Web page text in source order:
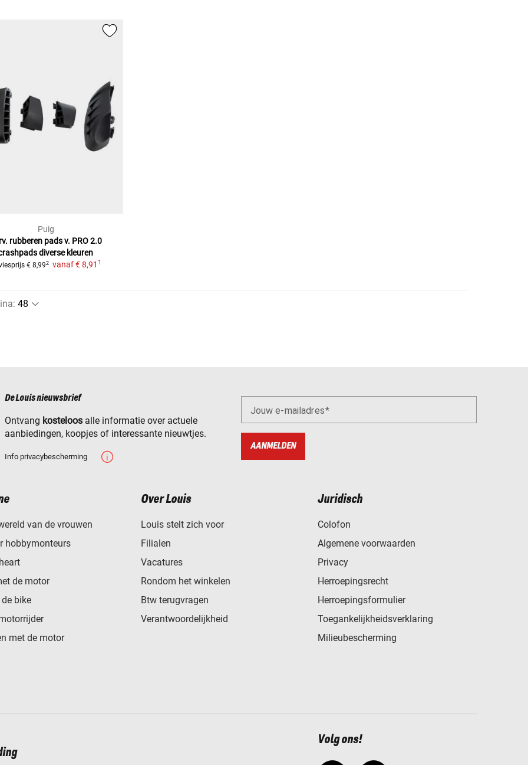
Puig
rubberen pads v. PRO 2.0
diverse kleuren
€ 8,992 vanaf € 8,91 1
:
De Louis nieuwsbrief
Ontvang kosteloos alle informatie over actuele
aanbiedingen, koopjes of interessante nieuwtjes.
Info privacybescherming
Jouw e-mailadres
AANMELDEN
van de vrouwen
hobbymonteurs
de motor
bike
met de motor
Over Louis
Louis stelt zich voor
Filialen
Vacatures
Rondom het winkelen
Btw terugvragen
Verantwoordelijkheid
Juridisch
Colofon
Algemene voorwaarden
Privacy
Herroepingsrecht
Herroepingsformulier
Toegankelijkheidsverklaring
Milieubescherming
Volg ons!